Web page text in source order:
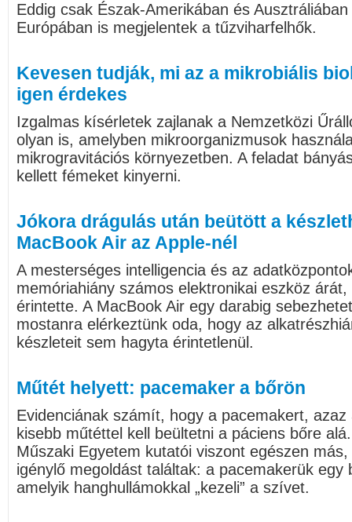
Eddig csak Észak-Amerikában és
Európában is megjelentek a tűzviharfelhők.
Kevesen tudják, mi az a mikrobiális
igen érdekes
Izgalmas kísérletek zajlanak a Nemzetközi
olyan is, amelyben mikroorganizmusok
mikrogravitációs környezetben. A feladat
kellett fémeket kinyerni.
Jókora drágulás után beütött a
MacBook Air az Apple-nél
A mesterséges intelligencia és az
memóriahiány számos elektronikai eszköz
érintette. A MacBook Air egy darabig
mostanra elérkeztünk oda, hogy az
készleteit sem hagyta érintetlenül.
Műtét helyett: pacemaker a bőrön
Evidenciának számít, hogy a pacemakert,
kisebb műtéttel kell beültetni a páciens bőre
Műszaki Egyetem kutatói viszont egészen
igénylő megoldást találtak: a pacemakerük
amelyik hanghullámokkal „kezeli” a szívet.